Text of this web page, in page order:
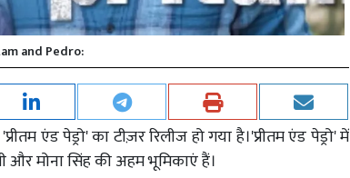
and Pedro:
एंड पेड्रो' का टीज़र रिलीज हो गया है।'प्रीतम एंड पेड्रो' में
और मोना सिंह की अहम भूमिकाएं हैं।